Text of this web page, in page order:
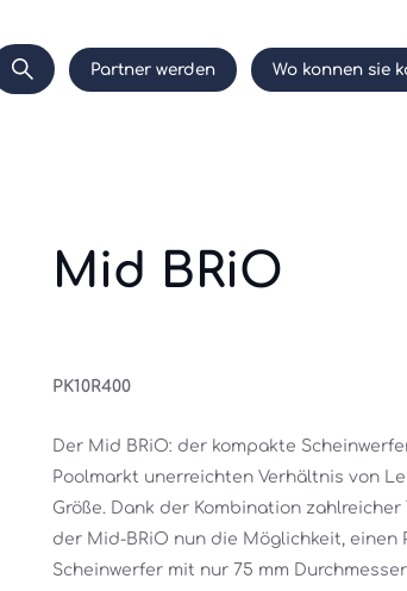
Partner werden Wo konnen sie
Mid BRiO
PK10R400
Der Mid BRiO: der kompakte
Poolmarkt unerreichten Verhältnis von
Größe. Dank der Kombination
der Mid-BRiO nun die Möglichkeit, einen
Scheinwerfer mit nur 75 mm